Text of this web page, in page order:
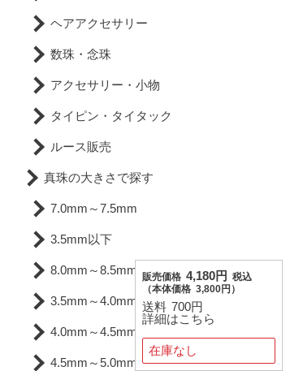
ヘアアクセサリー
数珠・念珠
アクセサリー・小物
タイピン・タイタック
ルース販売
真珠の大きさで探す
7.0mm～7.5mm
3.5mm以下
8.0mm～8.5mm
3.5mm～4.0mm
4.0mm～4.5mm
4.5mm～5.0mm
販売価格 4,180円 税込
（本体価格 3,800円）
送料 700円
詳細はこちら
在庫なし